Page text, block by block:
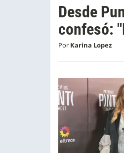
Desde
confesó:
Por Karina Lopez